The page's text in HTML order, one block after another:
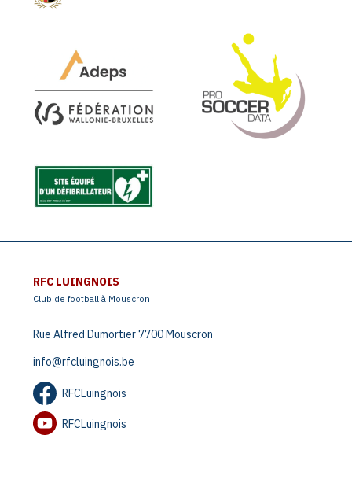
RFC LUINGNOIS
Club de football à Mouscron
Rue Alfred Dumortier 7700 Mouscron
info@rfcluingnois.be
RFCLuingnois
RFCLuingnois